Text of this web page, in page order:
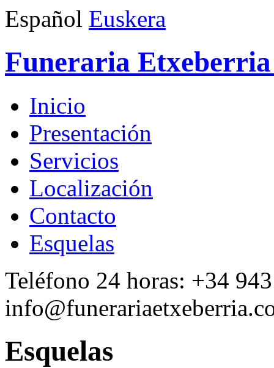
Español Euskera
Funeraria
Inicio
Presentación
Servicios
Localización
Contacto
Esquelas
Teléfono 24 horas: +34
Esquelas